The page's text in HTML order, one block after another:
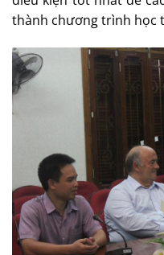
thành chương trình học